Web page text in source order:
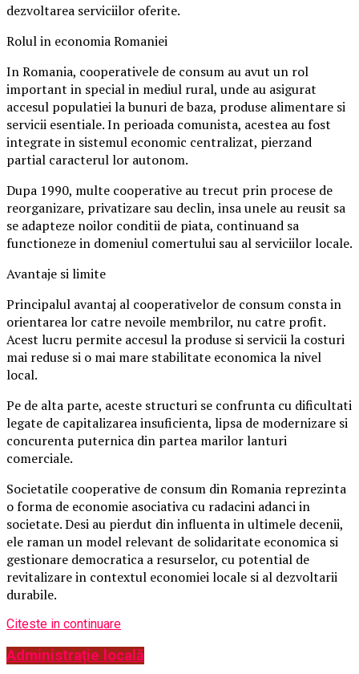
dezvoltarea serviciilor oferite.
Rolul in economia Romaniei
In Romania, cooperativele de consum au avut un rol
important in special in mediul rural, unde au asigurat
accesul populatiei la bunuri de baza, produse alimentare si
servicii esentiale. In perioada comunista, acestea au fost
integrate in sistemul economic centralizat, pierzand
partial caracterul lor autonom.
Dupa 1990, multe cooperative au trecut prin procese de
reorganizare, privatizare sau declin, insa unele au reusit sa
se adapteze noilor conditii de piata, continuand sa
functioneze in domeniul comertului sau al serviciilor locale.
Avantaje si limite
Principalul avantaj al cooperativelor de consum consta in
orientarea lor catre nevoile membrilor, nu catre profit.
Acest lucru permite accesul la produse si servicii la costuri
mai reduse si o mai mare stabilitate economica la nivel
local.
Pe de alta parte, aceste structuri se confrunta cu dificultati
legate de capitalizarea insuficienta, lipsa de modernizare si
concurenta puternica din partea marilor lanturi
comerciale.
Societatile cooperative de consum din Romania reprezinta
o forma de economie asociativa cu radacini adanci in
societate. Desi au pierdut din influenta in ultimele decenii,
ele raman un model relevant de solidaritate economica si
gestionare democratica a resurselor, cu potential de
revitalizare in contextul economiei locale si al dezvoltarii
durabile.
Citeste in continuare
Administrație locală